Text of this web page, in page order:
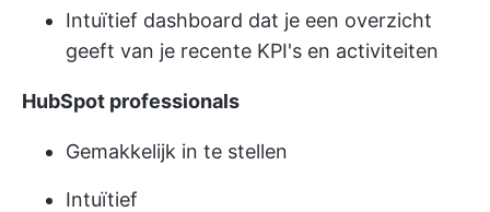
Intuïtief dashboard dat je een overzicht
geeft van je recente KPI's en activiteiten
HubSpot professionals
Gemakkelijk in te stellen
Intuïtief